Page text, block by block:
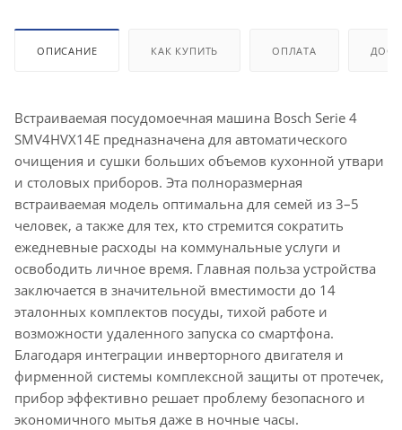
ОПИСАНИЕ КАК КУПИТЬ ОПЛАТА
Встраиваемая посудомоечная машина Bosch Serie 4
SMV4HVX14E предназначена для автоматического
очищения и сушки больших объемов кухонной утвари
и столовых приборов. Эта полноразмерная
встраиваемая модель оптимальна для семей из 3–5
человек, а также для тех, кто стремится сократить
ежедневные расходы на коммунальные услуги и
освободить личное время. Главная польза устройства
заключается в значительной вместимости до 14
эталонных комплектов посуды, тихой работе и
возможности удаленного запуска со смартфона.
Благодаря интеграции инверторного двигателя и
фирменной системы комплексной защиты от протечек,
прибор эффективно решает проблему безопасного и
экономичного мытья даже в ночные часы.